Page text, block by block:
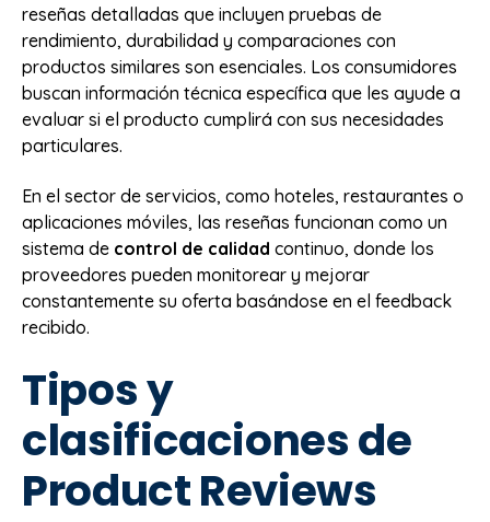
reseñas detalladas que incluyen pruebas de
rendimiento, durabilidad y comparaciones con
productos similares son esenciales. Los consumidores
buscan información técnica específica que les ayude a
evaluar si el producto cumplirá con sus necesidades
particulares.
En el sector de servicios, como hoteles, restaurantes o
aplicaciones móviles, las reseñas funcionan como un
sistema de control de calidad continuo, donde los
proveedores pueden monitorear y mejorar
constantemente su oferta basándose en el feedback
recibido.
Tipos y
clasificaciones de
Product Reviews